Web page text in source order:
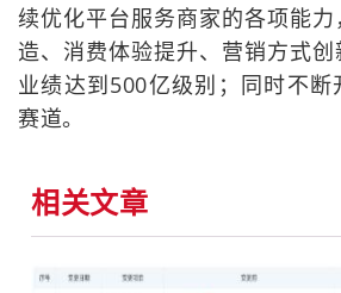
续优化平台服务商家的各项能
造、消费体验提升、营销方式
业绩达到500亿级别；同时不
赛道。
相关文章